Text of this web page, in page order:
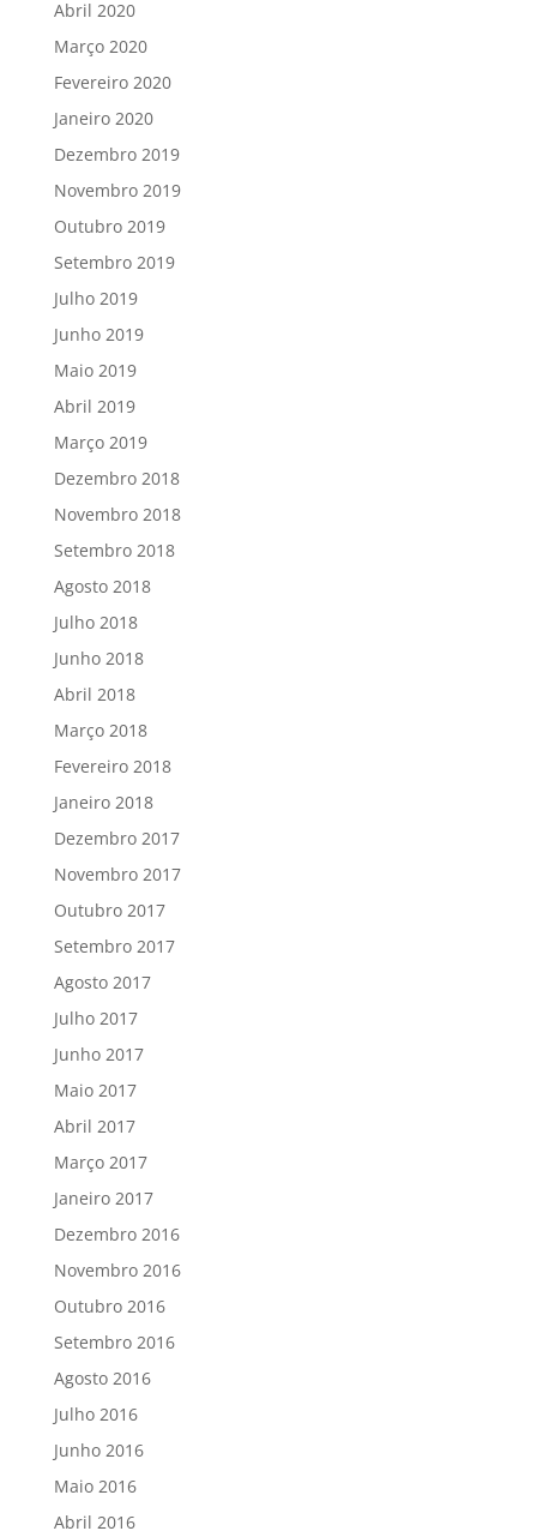
Abril 2020
Março 2020
Fevereiro 2020
Janeiro 2020
Dezembro 2019
Novembro 2019
Outubro 2019
Setembro 2019
Julho 2019
Junho 2019
Maio 2019
Abril 2019
Março 2019
Dezembro 2018
Novembro 2018
Setembro 2018
Agosto 2018
Julho 2018
Junho 2018
Abril 2018
Março 2018
Fevereiro 2018
Janeiro 2018
Dezembro 2017
Novembro 2017
Outubro 2017
Setembro 2017
Agosto 2017
Julho 2017
Junho 2017
Maio 2017
Abril 2017
Março 2017
Janeiro 2017
Dezembro 2016
Novembro 2016
Outubro 2016
Setembro 2016
Agosto 2016
Julho 2016
Junho 2016
Maio 2016
Abril 2016